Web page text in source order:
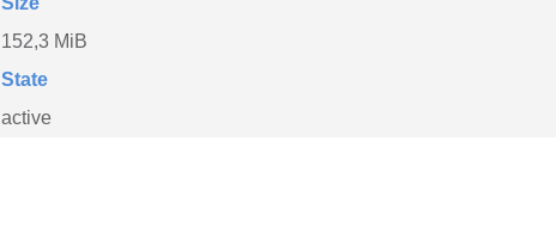
152,3 MiB
State
active